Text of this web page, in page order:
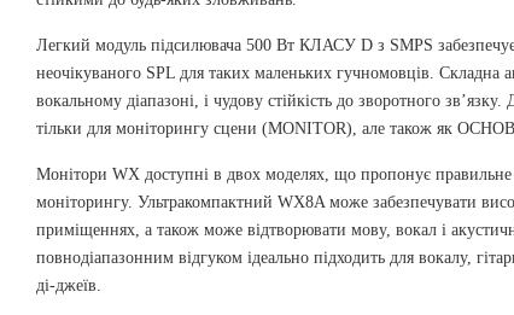
Легкий модуль підсилювача 500 Вт КЛАСУ D з SMPS
неочікуваного SPL для таких маленьких гучномовців. Складна
вокальному діапазоні, і чудову стійкість до зворотного зв’язку.
тільки для моніторингу сцени (MONITOR), але також як
Монітори WX доступні в двох моделях, що пропонує правильне
моніторингу. Ультракомпактний WX8A може забезпечувати
приміщеннях, а також може відтворювати мову, вокал і
повнодіапазонним відгуком ідеально підходить для вокалу,
ді-джеїв.